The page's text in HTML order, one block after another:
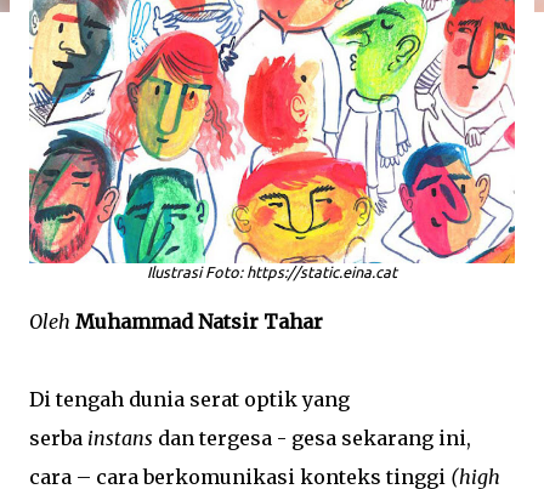
Ilustrasi Foto: https://static.eina.cat
Oleh Muhammad Natsir Tahar
Di tengah dunia serat optik yang
serba instans dan tergesa - gesa sekarang ini,
cara – cara berkomunikasi konteks tinggi (high